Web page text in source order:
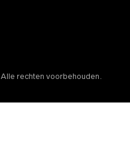
Alle rechten voorbehouden.